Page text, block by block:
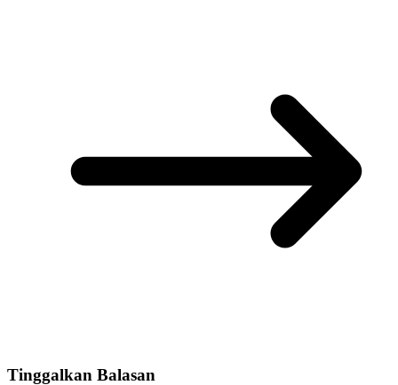
Tinggalkan Balasan